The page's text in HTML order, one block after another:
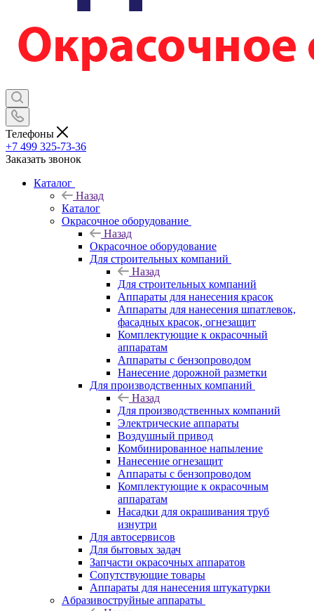
Телефоны
+7 499 325-73-36
Заказать звонок
Каталог
Назад
Каталог
Окрасочное оборудование
Назад
Окрасочное оборудование
Для строительных компаний
Назад
Для строительных компаний
Аппараты для нанесения красок
Аппараты для нанесения шпатлевок,
фасадных красок, огнезащит
Комплектующие к окрасочный
аппаратам
Аппараты с бензопроводом
Нанесение дорожной разметки
Для производственных компаний
Назад
Для производственных компаний
Электрические аппараты
Воздушный привод
Комбинированное напыление
Нанесение огнезащит
Аппараты с бензопроводом
Комплектующие к окрасочным
аппаратам
Насадки для окрашивания труб
изнутри
Для автосервисов
Для бытовых задач
Запчасти окрасочных аппаратов
Сопутствующие товары
Аппараты для нанесения штукатурки
Aбразивоструйные аппараты